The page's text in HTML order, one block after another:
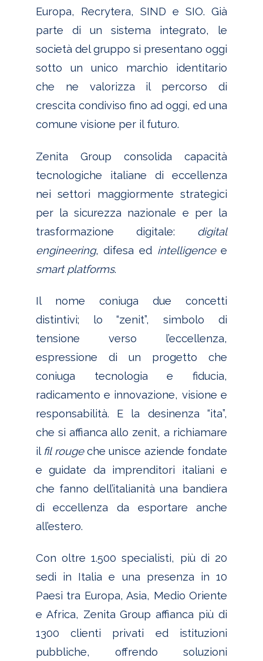
Europa, Recrytera, SIND e SIO. Già
parte di un sistema integrato, le
società del gruppo si presentano oggi
sotto un unico marchio identitario
che ne valorizza il percorso di
crescita condiviso fino ad oggi, ed una
comune visione per il futuro.
Zenita Group consolida capacità
tecnologiche italiane di eccellenza
nei settori maggiormente strategici
per la sicurezza nazionale e per la
trasformazione digitale: digital
engineering, difesa ed intelligencee
smart platforms.
Il nome coniuga due concetti
distintivi; lo “zenit”, simbolo di
tensione verso l’eccellenza,
espressione di un progetto che
coniuga tecnologia e fiducia,
radicamento e innovazione, visione e
responsabilità. E la desinenza “ita”,
che si affianca allo zenit, a richiamare
il fil rougeche unisce aziende fondate
e guidate da imprenditori italiani e
che fanno dell’italianità una bandiera
di eccellenza da esportare anche
all’estero.
Con oltre 1.500 specialisti, più di 20
sedi in Italia e una presenza in 10
Paesi tra Europa, Asia, Medio Oriente
e Africa, Zenita Group affianca più di
1300 clienti privati ed istituzioni
pubbliche, offrendo soluzioni